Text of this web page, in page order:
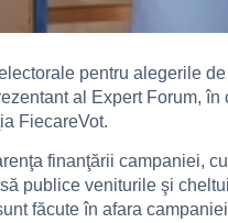
pentru alegerile
al Expert Forum,
FiecareVot.
finanţării campaniei,
publice veniturile şi
făcute în afara